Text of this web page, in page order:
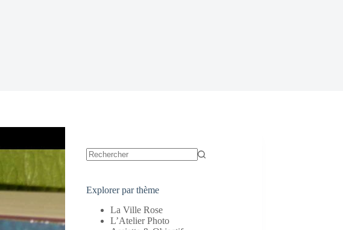
Explorer par thème
La Ville Rose
L’Atelier Photo